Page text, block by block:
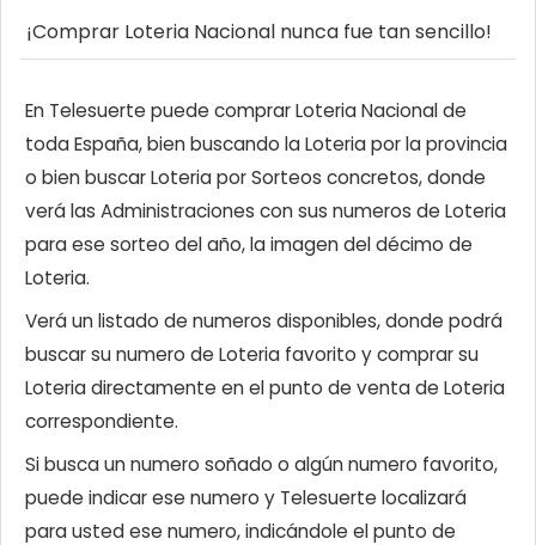
¡Comprar Loteria Nacional nunca fue tan sencillo!
En Telesuerte puede comprar Loteria Nacional de
toda España, bien buscando la Loteria por la provincia
o bien buscar Loteria por Sorteos concretos, donde
verá las Administraciones con sus numeros de Loteria
para ese sorteo del año, la imagen del décimo de
Loteria.
Verá un listado de numeros disponibles, donde podrá
buscar su numero de Loteria favorito y comprar su
Loteria directamente en el punto de venta de Loteria
correspondiente.
Si busca un numero soñado o algún numero favorito,
puede indicar ese numero y Telesuerte localizará
para usted ese numero, indicándole el punto de